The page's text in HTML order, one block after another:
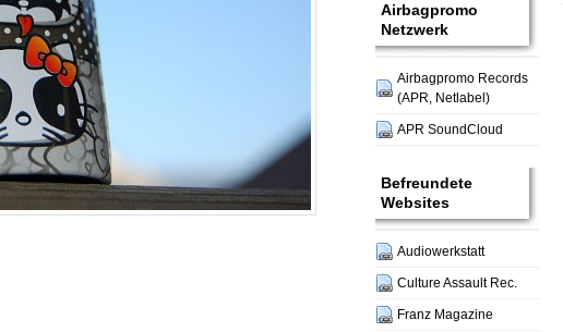
Airbagpromo
Netzwerk
Airbagpromo Records
(APR, Netlabel)
APR SoundCloud
Befreundete
Websites
Audiowerkstatt
Culture Assault Rec.
Franz Magazine